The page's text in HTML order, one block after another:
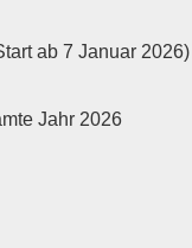
ab 7 Januar 2026)
Jahr 2026